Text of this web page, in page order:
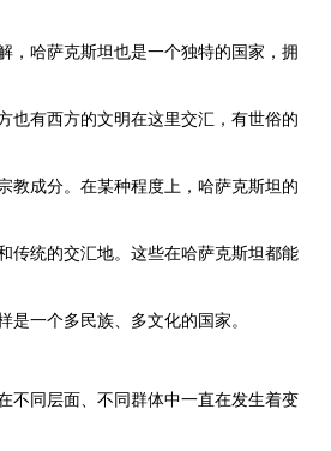
，哈萨克斯坦也是一个独特的国家，拥
也有西方的文明在这里交汇，有世俗的
教成分。在某种程度上，哈萨克斯坦的
传统的交汇地。这些在哈萨克斯坦都能
是一个多民族、多文化的国家。
不同层面、不同群体中一直在发生着变